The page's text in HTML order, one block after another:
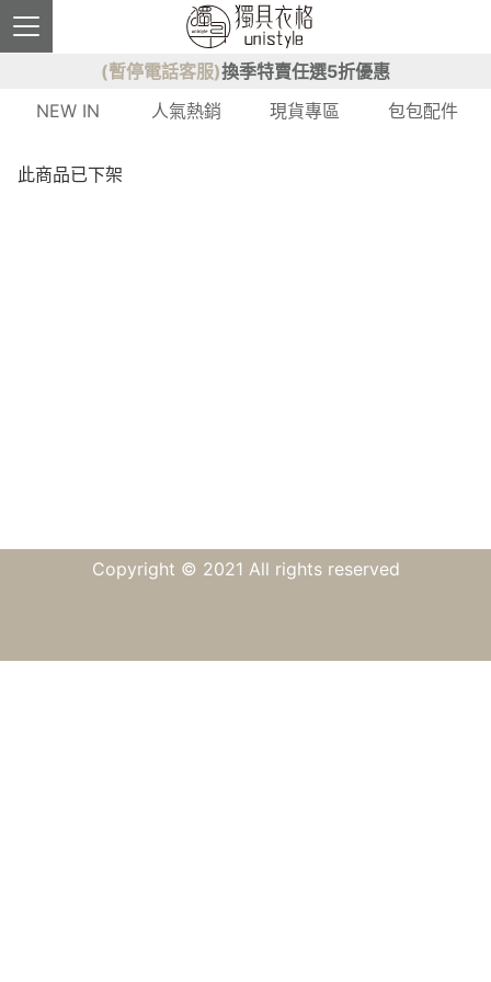
(暫停電話客服)換季特賣任選5折優惠
NEW IN
人氣熱銷 現貨專區 包包配件
此商品已下架
Copyright © 2021 All rights reserved